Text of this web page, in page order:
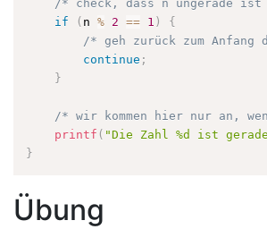
/* check, dass n ungerade
if
( n % 2 == 1 )
{
/* geh zurück zum Anfang
continue ;
}
/* wir kommen hier nur an,
printf ( "Die Zahl %d ist
}
Übung